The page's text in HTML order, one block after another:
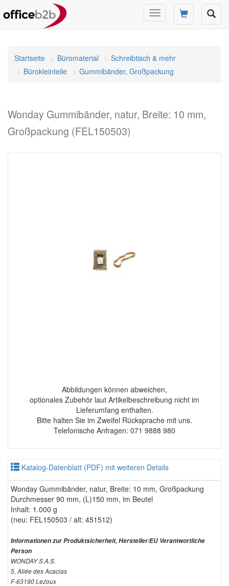
Navigation
umschalten
Startseite Büromaterial
Schreibtisch & mehr
Bürokleinteile
Gummibänder, Großpackung
Wonday Gummibänder, natur, Breite: 10 mm,
Großpackung (FEL150503)
Abbildungen können abweichen,
optionales Zubehör laut Artikelbeschreibung nicht im
Lieferumfang enthalten.
Bitte halten Sie im Zweifel Rücksprache mit uns.
Telefonische Anfragen: 071 9888 980
Katalog-Datenblatt (PDF) mit weiteren Details
Wonday Gummibänder, natur, Breite: 10 mm, Großpackung
Durchmesser 90 mm, (L)150 mm, im Beutel
Inhalt: 1.000 g
(neu: FEL150503 / alt: 451512)
Informationen zur Produktsicherheit, Hersteller/EU Verantwortliche
Person
WONDAY S.A.S.
5, Allée des Acacias
F-63190 Lezoux